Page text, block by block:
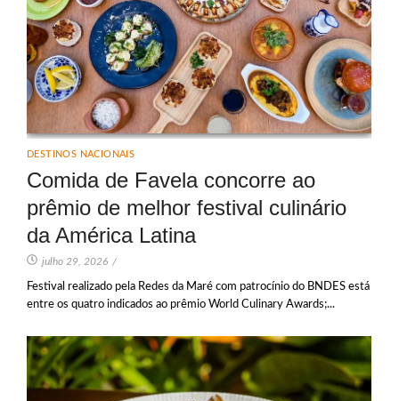
DESTINOS NACIONAIS
Comida de Favela concorre ao
prêmio de melhor festival culinário
da América Latina
julho 29, 2026 /
Festival realizado pela Redes da Maré com patrocínio do BNDES está
entre os quatro indicados ao prêmio World Culinary Awards;...